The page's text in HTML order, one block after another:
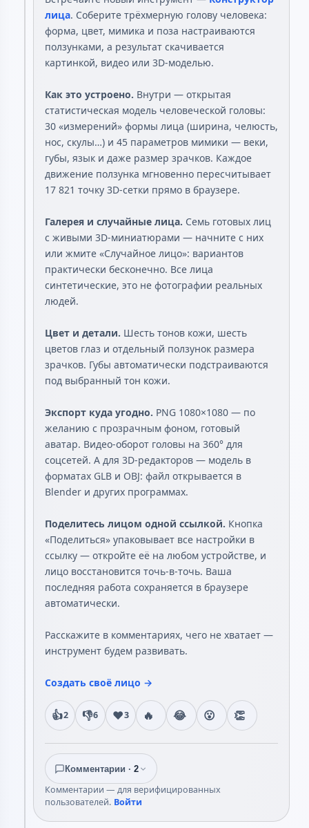
лица. Соберите трёхмерную голову человека:
форма, цвет, мимика и поза настраиваются
ползунками, а результат скачивается
картинкой, видео или 3D-моделью.
Как это устроено. Внутри — открытая
статистическая модель человеческой головы:
30 «измерений» формы лица (ширина, челюсть,
нос, скулы…) и 45 параметров мимики — веки,
губы, язык и даже размер зрачков. Каждое
движение ползунка мгновенно пересчитывает
17 821 точку 3D-сетки прямо в браузере.
Галерея и случайные лица. Семь готовых лиц
с живыми 3D-миниатюрами — начните с них
или жмите «Случайное лицо»: вариантов
практически бесконечно. Все лица
синтетические, это не фотографии реальных
людей.
Цвет и детали. Шесть тонов кожи, шесть
цветов глаз и отдельный ползунок размера
зрачков. Губы автоматически подстраиваются
под выбранный тон кожи.
Экспорт куда угодно. PNG 1080×1080 — по
желанию с прозрачным фоном, готовый
аватар. Видео-оборот головы на 360° для
соцсетей. А для 3D-редакторов — модель в
форматах GLB и OBJ: файл открывается в
Blender и других программах.
Поделитесь лицом одной ссылкой. Кнопка
«Поделиться» упаковывает все настройки в
ссылку — откройте её на любом устройстве, и
лицо восстановится точь-в-точь. Ваша
последняя работа сохраняется в браузере
автоматически.
Расскажите в комментариях, чего не хватает —
инструмент будем развивать.
Создать своё лицо →
👍2 👎6 ❤️3 🔥 😂 😮 👏
Комментарии · 2
Комментарии — для верифицированных
пользователей. Войти